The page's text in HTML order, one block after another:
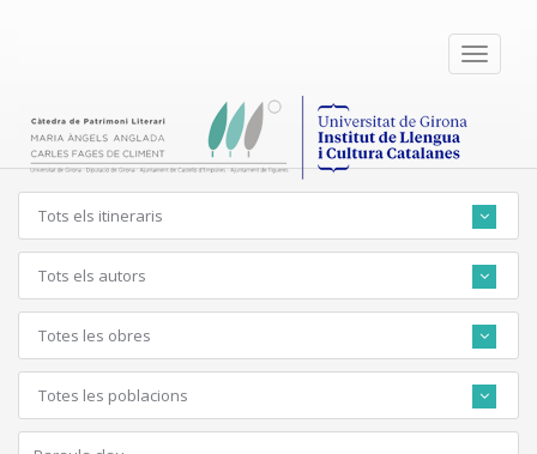
Toggle
Tots els itineraris
Tots els autors
Totes les obres
Totes les poblacions